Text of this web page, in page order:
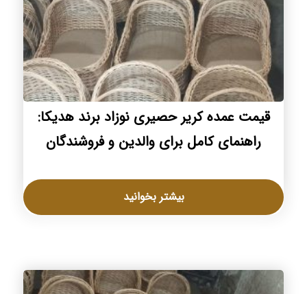
قیمت عمده کریر حصیری نوزاد برند هدیکا:
راهنمای کامل برای والدین و فروشندگان
بیشتر بخوانید